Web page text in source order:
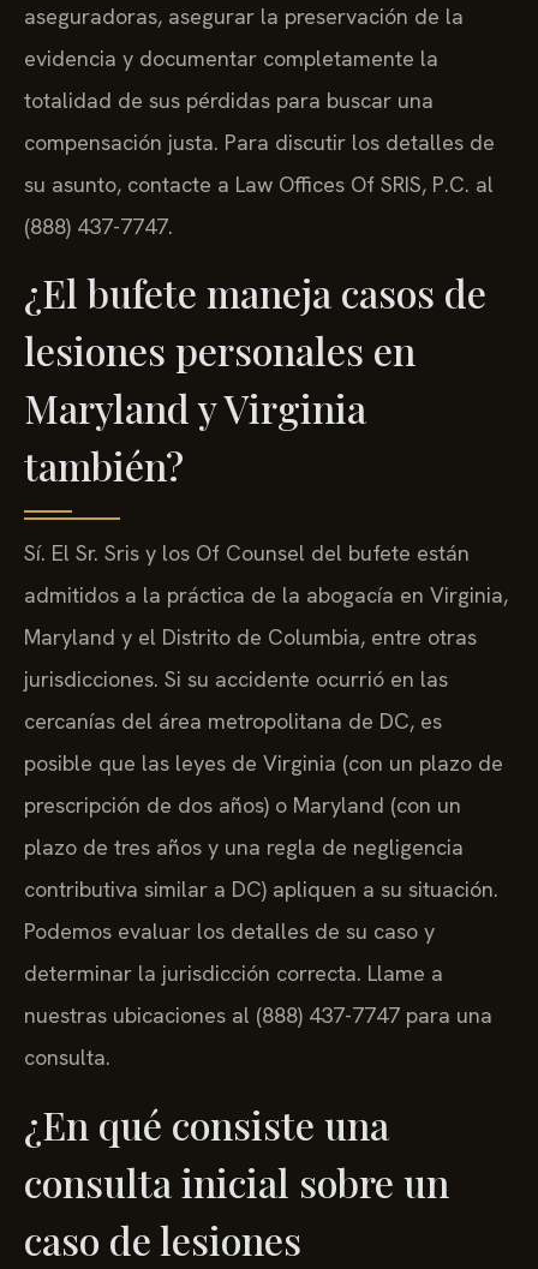
aseguradoras, asegurar la preservación de la
evidencia y documentar completamente la
totalidad de sus pérdidas para buscar una
compensación justa. Para discutir los detalles de
su asunto, contacte a Law Offices Of SRIS, P.C. al
(888) 437-7747.
¿El bufete maneja casos de
lesiones personales en
Maryland y Virginia
también?
Sí. El Sr. Sris y los Of Counsel del bufete están
admitidos a la práctica de la abogacía en Virginia,
Maryland y el Distrito de Columbia, entre otras
jurisdicciones. Si su accidente ocurrió en las
cercanías del área metropolitana de DC, es
posible que las leyes de Virginia (con un plazo de
prescripción de dos años) o Maryland (con un
plazo de tres años y una regla de negligencia
contributiva similar a DC) apliquen a su situación.
Podemos evaluar los detalles de su caso y
determinar la jurisdicción correcta. Llame a
nuestras ubicaciones al (888) 437-7747 para una
consulta.
¿En qué consiste una
consulta inicial sobre un
caso de lesiones